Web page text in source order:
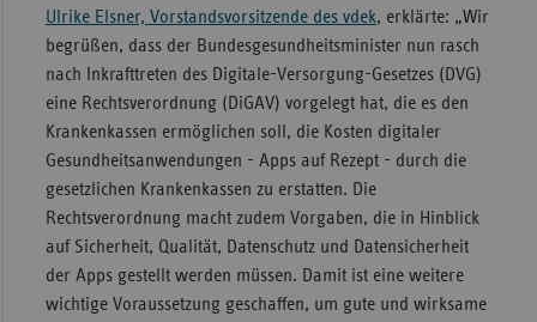
Ulrike Elsner, Vorstandsvorsitzende des vdek, erklärte: „Wir
begrüßen, dass der Bundesgesundheitsminister nun rasch
nach Inkrafttreten des Digitale-Versorgung-Gesetzes (DVG)
eine Rechtsverordnung (DiGAV) vorgelegt hat, die es den
Krankenkassen ermöglichen soll, die Kosten digitaler
Gesundheitsanwendungen - Apps auf Rezept - durch die
gesetzlichen Krankenkassen zu erstatten. Die
Rechtsverordnung macht zudem Vorgaben, die in Hinblick
auf Sicherheit, Qualität, Datenschutz und Datensicherheit
der Apps gestellt werden müssen. Damit ist eine weitere
wichtige Voraussetzung geschaffen, um gute und wirksame